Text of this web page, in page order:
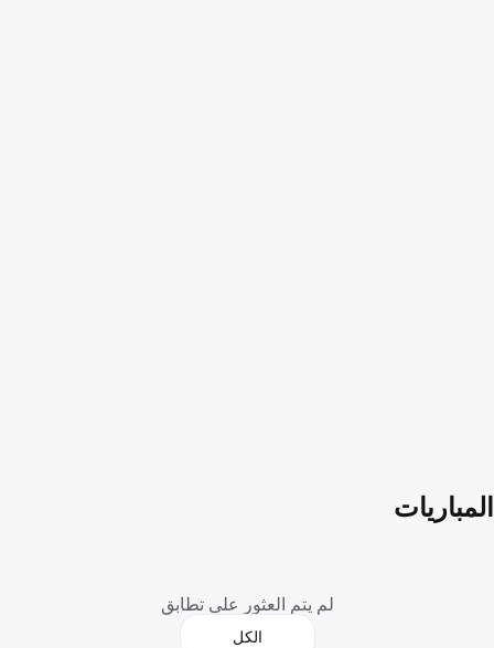
المباريات
لم يتم العثور على تطابق
الكل